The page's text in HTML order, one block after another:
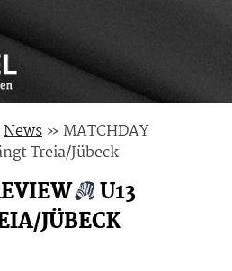
News » MATCHDAY
Treia/Jübeck
U13
JÜBECK